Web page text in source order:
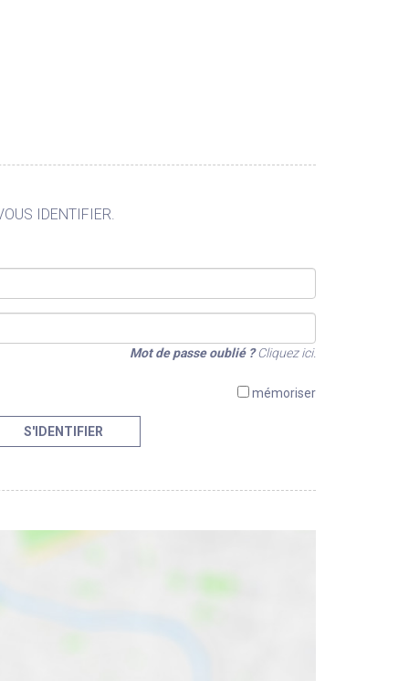
IDENTIFIER.
Mot de passe oublié ?Cliquez ici.
mémoriser
S'IDENTIFIER